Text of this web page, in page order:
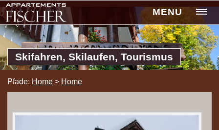
MENU
Skifahren, Skilaufen, Tourismus
Pfade: Home > Home